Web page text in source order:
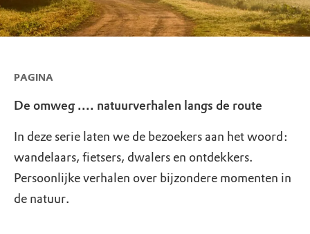
PAGINA
De omweg .... natuurverhalen langs de route
In deze serie laten we de bezoekers aan het woord:
wandelaars, fietsers, dwalers en ontdekkers.
Persoonlijke verhalen over bijzondere momenten in
de natuur.